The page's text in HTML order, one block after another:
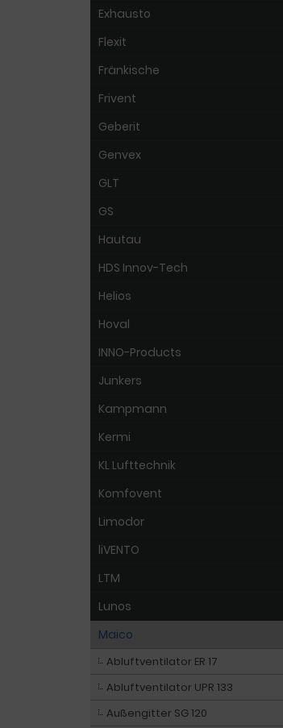
Exhausto
Flexit
Fränkische
Frivent
Geberit
Genvex
GLT
GS
Hautau
HDS Innov-Tech
Helios
Hoval
INNO-Products
Junkers
Kampmann
Kermi
KL Lufttechnik
Komfovent
Limodor
liVENTO
LTM
Lunos
Maico
Abluftventilator ER 17
Abluftventilator UPR 133
Außengitter SG 120